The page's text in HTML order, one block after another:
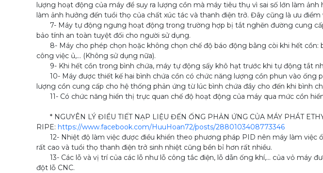
lượng hoạt động của máy để suy ra lượng cồn mà máy tiêu thụ vì sai số lớn làm
làm ảnh hưởng đến tuổi thọ của chất xúc tác và thanh điện trở. Đây cũng là ưu
7- Máy tự động ngưng hoạt động trong trường hợp bị tắt nghẽn đường cung
bảo tính an toàn tuyệt đối cho người sử dụng.
8- Máy cho phép chọn hoặc không chọn chế độ báo động bằng còi khi hết cồn:
công việc ủ,... (Không sử dụng nữa).
9- Khi hết cồn trong bình chứa, máy tự động sấy khô hạt trước khi tự động tắt
10- Máy được thiết kế hai bình chứa cồn có chức năng lượng cồn phun vào ống
lượng cồn cung cấp cho hệ thống phản ứng từ lúc bình chứa đầy cho đến khi bình
11- Có chức năng hiển thị trực quan chế độ hoạt động của máy qua mức cồn
* NGUYÊN LÝ ĐIỀU TIẾT NẠP LIỆU ĐẾN ỐNG PHẢN ỨNG CỦA MÁY PHÁT
RIPE: https://www.facebook.com/HuuHoan72/posts/2880103408773346
12- Nhiệt độ làm việc được điều khiển theo phương pháp PID nên máy làm việc
rất cao và tuổi thọ thanh điện trở sinh nhiệt cũng bền bỉ hơn rất nhiều.
13- Các lỗ và vị trí của các lỗ như lỗ công tắc điện, lỗ dẫn ống khí,... của vỏ máy
đột lỗ CNC.